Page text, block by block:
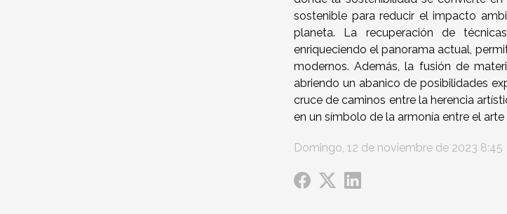
sostenible para reducir el impacto
planeta. La recuperación de
enriqueciendo el panorama actual,
modernos. Además, la fusión de
abriendo un abanico de posibilidades
cruce de caminos entre la herencia
en un símbolo de la armonía entre el
Domingo, 12 de noviembre de 2023 8:45